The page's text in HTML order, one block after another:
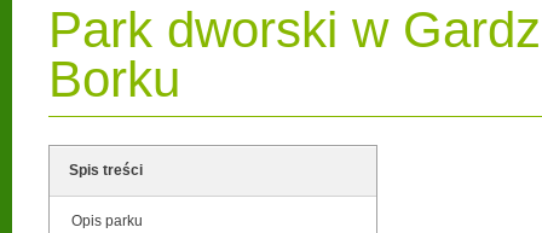
Park dworski w
Borku
Spis treści
Opis parku